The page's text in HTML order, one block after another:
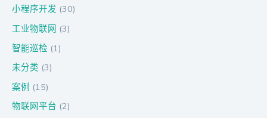
小程序开发 (30)
工业物联网 (3)
智能巡检 (1)
未分类 (3)
案例 (15)
物联网平台 (2)